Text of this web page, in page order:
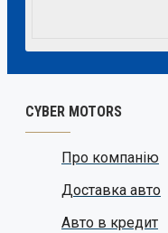
CYBER MOTORS
Про компанію
Доставка авто
Авто в кредит